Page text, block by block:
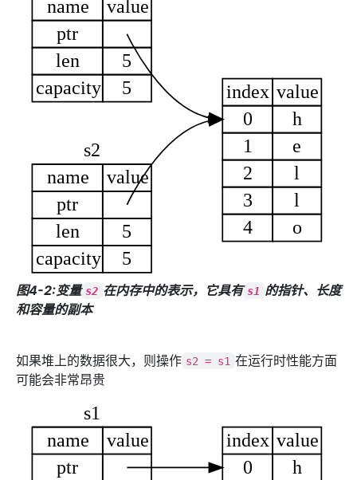
图4-2:变量 s2 在内存中的表示，它具有 s1 的指针、长度
和容量的副本
如果堆上的数据很大，则操作 s2 = s1 在运行时性能方面
可能会非常昂贵